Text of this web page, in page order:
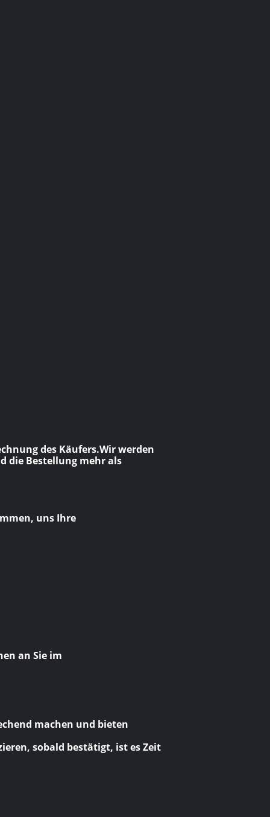
des Käufers.Wir werden
die Bestellung mehr als
uns Ihre
an Sie im
machen und bieten
sobald bestätigt, ist es Zeit